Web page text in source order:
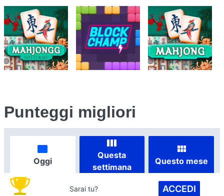
Punteggi migliori
Oggi
Questa
settimana
Questo mese
Sarai tu? ACCEDI